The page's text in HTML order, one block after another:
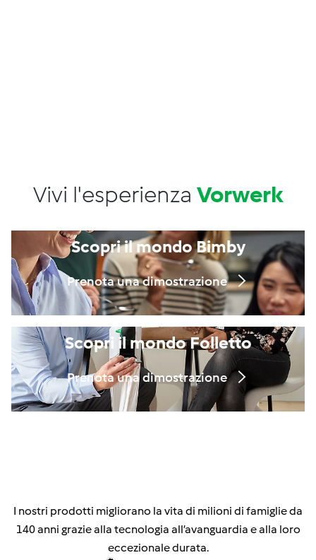
Vivi l'esperienza Vorwerk
Scopri il mondo Bimby
Prenota una dimostrazione
Scopri il mondo Folletto
Prenota una dimostrazione
I nostri prodotti migliorano la vita di milioni di famiglie da
140 anni grazie alla tecnologia all’avanguardia e alla loro
eccezionale durata.